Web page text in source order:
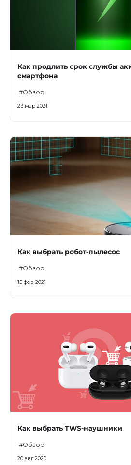
Как продлить срок службы
смартфона
#Обзор
23 мар 2021
Как выбрать робот-пылесос
#Обзор
15 фев 2021
Как выбрать TWS-наушники
#Обзор
20 авг 2020